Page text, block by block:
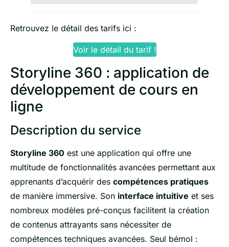
Retrouvez le détail des tarifs ici :
Voir le détail du tarif !
Storyline 360 : application de
développement de cours en
ligne
Description du service
Storyline 360 est une application qui offre une
multitude de fonctionnalités avancées permettant aux
apprenants d’acquérir des compétences pratiques
de manière immersive. Son interface intuitive et ses
nombreux modèles pré-conçus facilitent la création
de contenus attrayants sans nécessiter de
compétences techniques avancées. Seul bémol :